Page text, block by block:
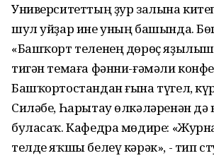
Университеттың ҙур залына
шул уйҙар ине уның башында.
«Башҡорт теленең дөрөҫ яҙылыш
тигән темаға фәнни-ғәмәли
Башҡортостандан ғына түгел,
Силәбе, Һарытау өлкәләренән дә
буласаҡ. Кафедра мөдире:
телде яҡшы белеү кәрәк», - тип